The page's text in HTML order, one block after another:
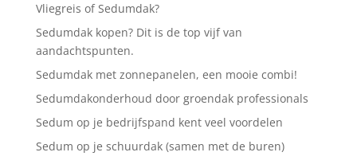
Vliegreis of Sedumdak?
Sedumdak kopen? Dit is de top vijf van
aandachtspunten.
Sedumdak met zonnepanelen, een mooie combi!
Sedumdakonderhoud door groendak professionals
Sedum op je bedrijfspand kent veel voordelen
Sedum op je schuurdak (samen met de buren)